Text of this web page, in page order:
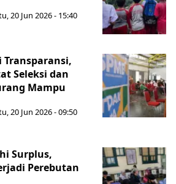
20 Jun 2026 - 15:40
Transparansi,
Seleksi dan
Mampu
20 Jun 2026 - 09:50
Surplus,
Perebutan